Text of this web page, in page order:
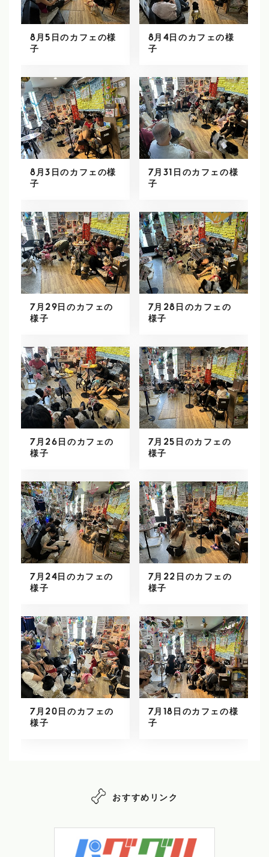
8月5日のカフェの様
子
8月4日のカフェの様
子
8月3日のカフェの様
子
7月31日のカフェの様
子
7月29日のカフェの
様子
7月28日のカフェの
様子
7月26日のカフェの
様子
7月25日のカフェの
様子
7月24日のカフェの
様子
7月22日のカフェの
様子
7月20日のカフェの
様子
7月18日のカフェの様
子
おすすめリンク